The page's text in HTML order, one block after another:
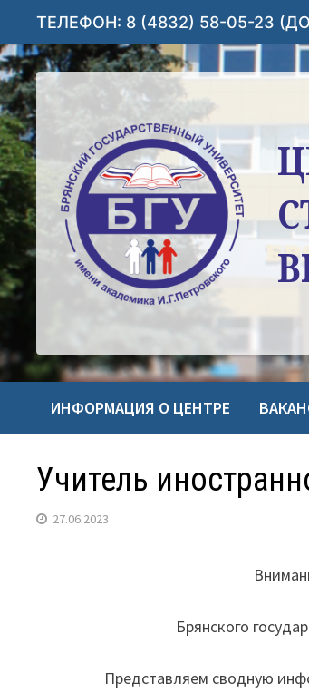
Перейти
содержимому
ТЕЛЕФОН: 8 (4832) 58-05-23
ИНФОРМАЦИЯ О ЦЕНТРЕ
Учитель
27.06.2023
Брянского
Представляем сводную